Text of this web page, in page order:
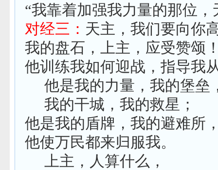
“我靠着加强我力量的那位，
对经三： 天主，我们要向你
我的盘石，上主，应受赞颂
他训练我如何迎战，指导我
他是我的力量，我的堡
我的干城，我的救星；
他是我的盾牌，我的避难所
他使万民都来归服我。
上主，人算什么，